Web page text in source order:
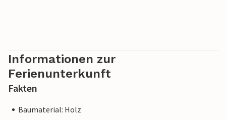
Informationen zur
Ferienunterkunft
Fakten
Baumaterial: Holz